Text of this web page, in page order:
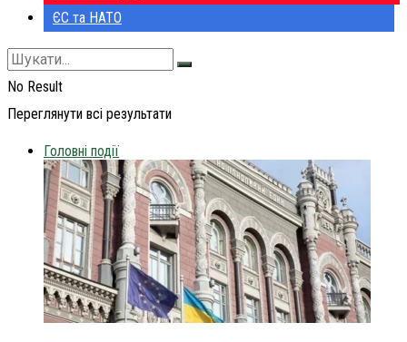
ЄС та НАТО
No Result
Переглянути всі результати
Головні події